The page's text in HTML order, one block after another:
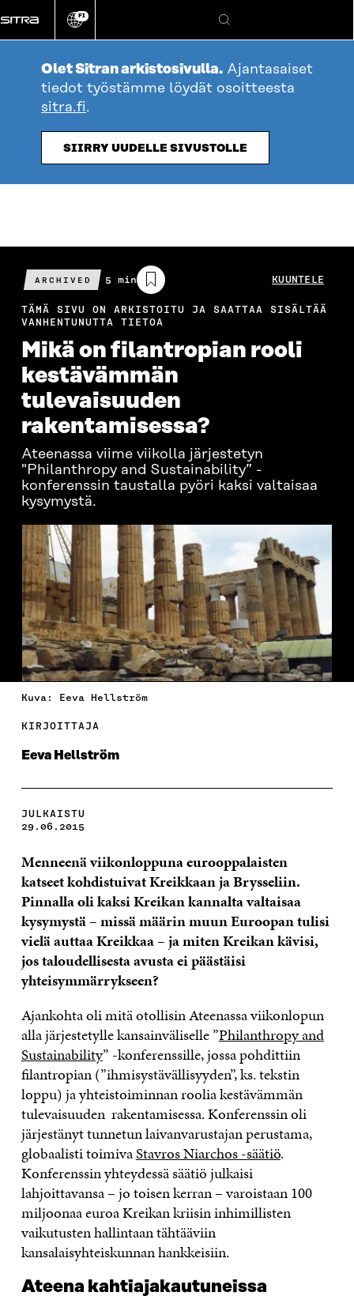
suoraan
sisältöön
Vaihda
kieli
FI
Hae
Olet Sitran arkistosivulla. Ajantasaiset
tiedot työstämme löydät osoitteesta
sitra.fi.
SIIRRY UUDELLE SIVUSTOLLE
ARCHIVED
Arvioitu
lukuaika
5 min KUUNTELE
TÄMÄ SIVU ON ARKISTOITU JA SAATTAA SISÄLTÄÄ
VANHENTUNUTTA TIETOA
Mikä on filantropian rooli
kestävämmän
tulevaisuuden
rakentamisessa?
Ateenassa viime viikolla järjestetyn
"Philanthropy and Sustainability” -
konferenssin taustalla pyöri kaksi valtaisaa
kysymystä.
Kuva: Eeva Hellström
KIRJOITTAJA
Eeva Hellström
JULKAISTU
29.06.2015
Menneenä viikonloppuna eurooppalaisten
katseet kohdistuivat Kreikkaan ja Brysseliin.
Pinnalla oli kaksi Kreikan kannalta valtaisaa
kysymystä – missä määrin muun Euroopan tulisi
vielä auttaa Kreikkaa – ja miten Kreikan kävisi,
jos taloudellisesta avusta ei päästäisi
yhteisymmärrykseen?
Ajankohta oli mitä otollisin Ateenassa viikonlopun
alla järjestetylle kansainväliselle ”Philanthropy and
Sustainability” -konferenssille, jossa pohdittiin
filantropian (”ihmisystävällisyyden”, ks. tekstin
loppu) ja yhteistoiminnan roolia kestävämmän
tulevaisuuden rakentamisessa. Konferenssin oli
järjestänyt tunnetun laivanvarustajan perustama,
globaalisti toimivaStavros Niarchos -säätiö.
Konferenssin yhteydessä säätiö julkaisi
lahjoittavansa – jo toisen kerran – varoistaan 100
miljoonaa euroa Kreikan kriisin inhimillisten
vaikutusten hallintaan tähtääviin
kansalaisyhteiskunnan hankkeisiin.
Ateena kahtiajakautuneissa